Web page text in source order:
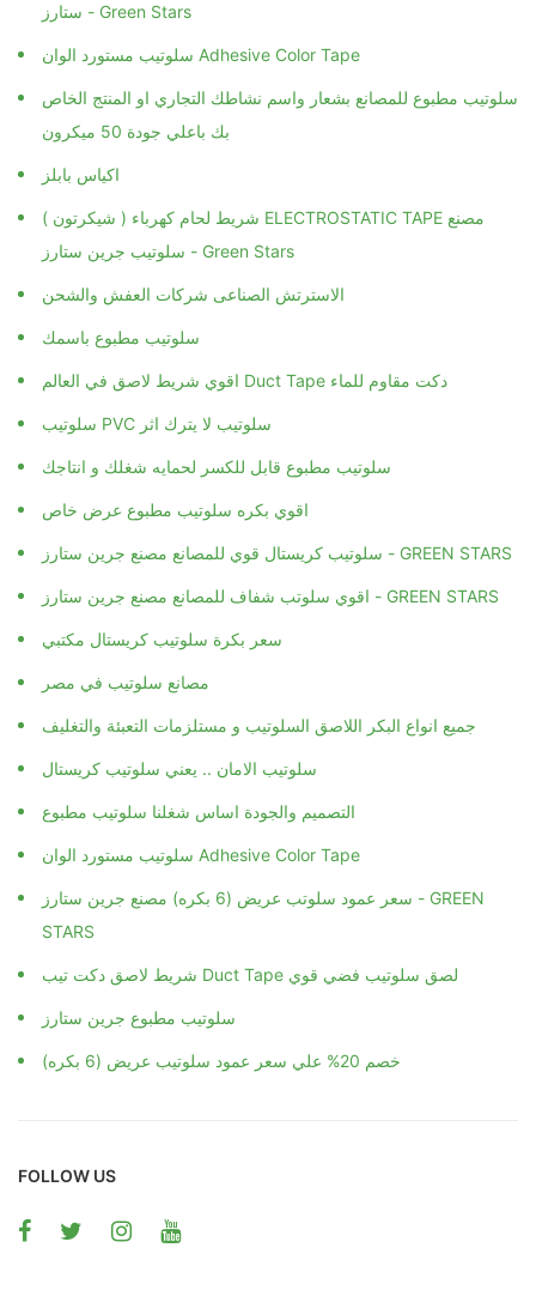
ستارز - Green Stars
سلوتيب مستورد الوان Adhesive Color Tape
سلوتيب مطبوع للمصانع بشعار واسم نشاطك التجاري او المنتج الخاص
بك باعلي جودة 50 ميكرون
اكياس بابلز
شريط لحام كهرباء ( شيكرتون ) ELECTROSTATIC TAPE مصنع
سلوتيب جرين ستارز - Green Stars
الاسترتش الصناعى شركات العفش والشحن
سلوتيب مطبوع باسمك
اقوي شريط لاصق في العالم Duct Tape دكت مقاوم للماء
سلوتيب PVC سلوتيب لا يترك اثر
سلوتيب مطبوع قابل للكسر لحمايه شغلك و انتاجك
اقوي بكره سلوتيب مطبوع عرض خاص
سلوتيب كريستال قوي للمصانع مصنع جرين ستارز - GREEN STARS
اقوي سلوتب شفاف للمصانع مصنع جرين ستارز - GREEN STARS
سعر بكرة سلوتيب كريستال مكتبي
مصانع سلوتيب في مصر
جميع انواع البكر اللاصق السلوتيب و مستلزمات التعبئة والتغليف
سلوتيب الامان .. يعني سلوتيب كريستال
التصميم والجودة اساس شغلنا سلوتيب مطبوع
سلوتيب مستورد الوان Adhesive Color Tape
سعر عمود سلوتب عريض (6 بكره) مصنع جرين ستارز - GREEN
STARS
شريط لاصق دكت تيب Duct Tape لصق سلوتيب فضي قوي
سلوتيب مطبوع جرين ستارز
خصم 20% علي سعر عمود سلوتيب عريض (6 بكره)
FOLLOW US